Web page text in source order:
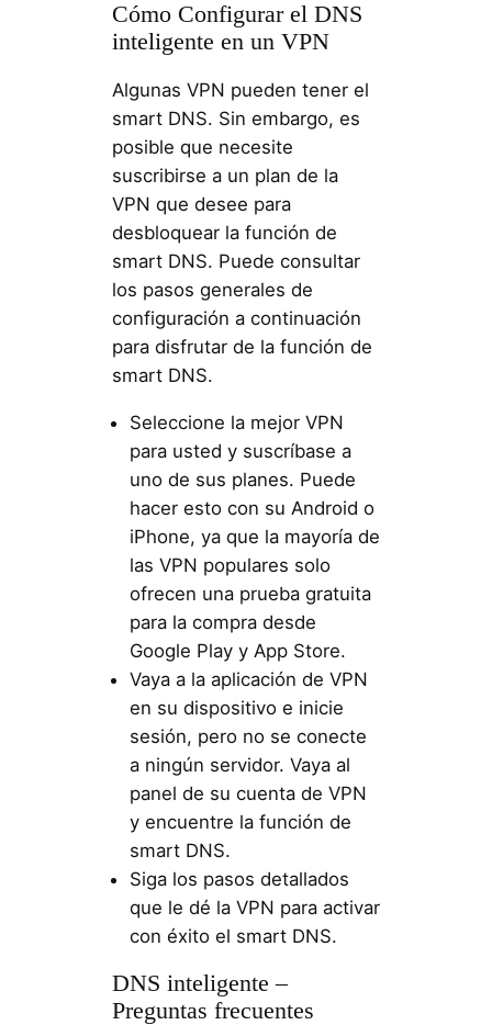
Cómo Configurar el DNS
inteligente en un VPN
Algunas VPN pueden tener el
smart DNS. Sin embargo, es
posible que necesite
suscribirse a un plan de la
VPN que desee para
desbloquear la función de
smart DNS. Puede consultar
los pasos generales de
configuración a continuación
para disfrutar de la función de
smart DNS.
Seleccione la mejor VPN
para usted y suscríbase a
uno de sus planes. Puede
hacer esto con su Android o
iPhone, ya que la mayoría de
las VPN populares solo
ofrecen una prueba gratuita
para la compra desde
Google Play y App Store.
Vaya a la aplicación de VPN
en su dispositivo e inicie
sesión, pero no se conecte
a ningún servidor. Vaya al
panel de su cuenta de VPN
y encuentre la función de
smart DNS.
Siga los pasos detallados
que le dé la VPN para activar
con éxito el smart DNS.
DNS inteligente –
Preguntas frecuentes